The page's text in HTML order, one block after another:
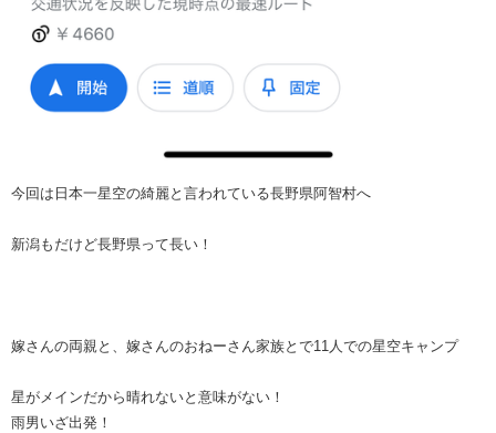
今回は日本一星空の綺麗と言われている長野県阿智村へ
新潟もだけど長野県って長い！
嫁さんの両親と、嫁さんのおねーさん家族とで11人での星空キャンプ
星がメインだから晴れないと意味がない！
雨男いざ出発！